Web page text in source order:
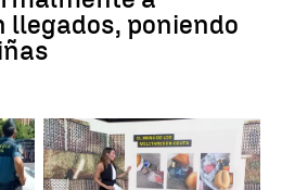
llegados, poniendo